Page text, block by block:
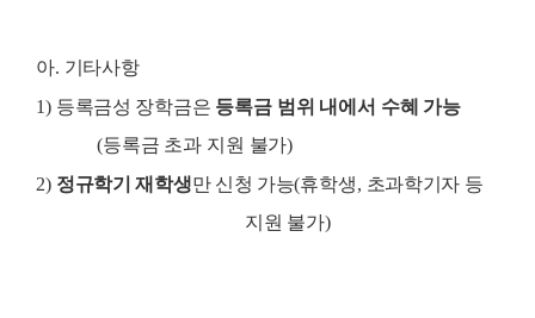
아. 기타사항
1) 등록금성 장학금은 등록금 범위 내에서 수혜 가능
(등록금 초과 지원 불가)
2) 정규학기 재학생만 신청 가능(휴학생, 초과학기자 등
지원 불가)